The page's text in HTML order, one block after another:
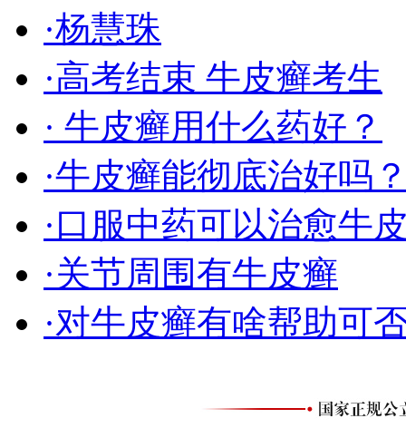
·杨慧珠
·高考结束 牛皮癣考生
· 牛皮癣用什么药好？
·牛皮癣能彻底治好吗
·口服中药可以治愈牛
·关节周围有牛皮癣
·对牛皮癣有啥帮助可